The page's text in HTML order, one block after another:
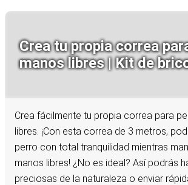
Crea tu propia correa
manos libres | Kit de
Crea fácilmente tu propia correa para
libres. ¡Con esta correa de 3 metros,
perro con total tranquilidad mientras
manos libres! ¿No es ideal? Así podrás
preciosas de la naturaleza o enviar